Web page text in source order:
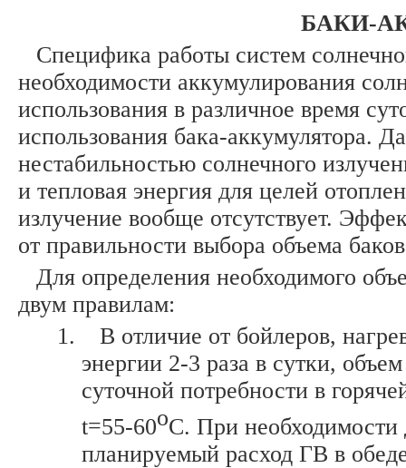
БАКИ-
Специфика работы систем
необходимости аккумулирования
использования в различное время
использования бака-аккумулятора.
нестабильностью солнечного
и тепловая энергия для целей
излучение вообще отсутствует.
от правильности выбора объема
Для определения необходимого
двум правилам:
В отличие от бойлеров,
энергии 2-3 раза в сутки,
суточной потребности в
t=55-60оC. При
планируемый расход ГВ в